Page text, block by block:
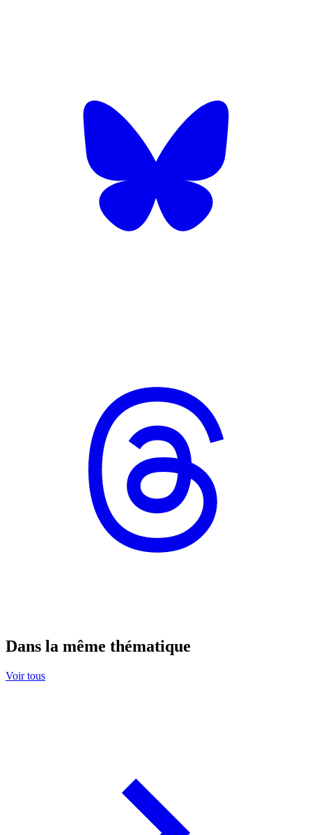
Dans la même thématique
Voir tous